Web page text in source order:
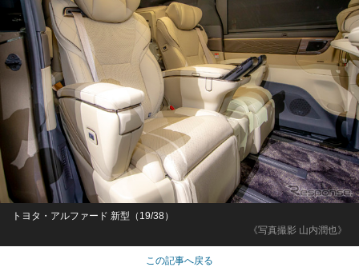
《写真撮影 山内潤也》
トヨタ・アルファード 新型（19/38）
この記事へ戻る